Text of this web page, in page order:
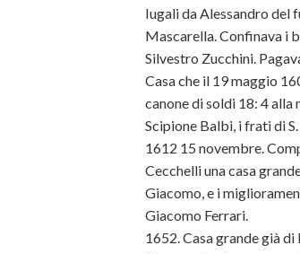
Iugali da Alessandro del
Mascarella. Confinava i
Silvestro Zucchini.
Casa che il 19 maggio
canone di soldi 18: 4
Scipione Balbi, i frati di
1612 15 novembre.
Cecchelli una casa
Giacomo, e i
Giacomo Ferrari.
1652.Casa grande già